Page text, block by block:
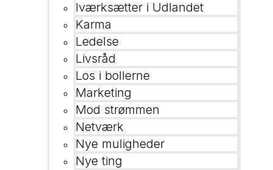
Iværksætter i Udlandet
Karma
Ledelse
Livsråd
Los i bollerne
Marketing
Mod strømmen
Netværk
Nye muligheder
Nye ting